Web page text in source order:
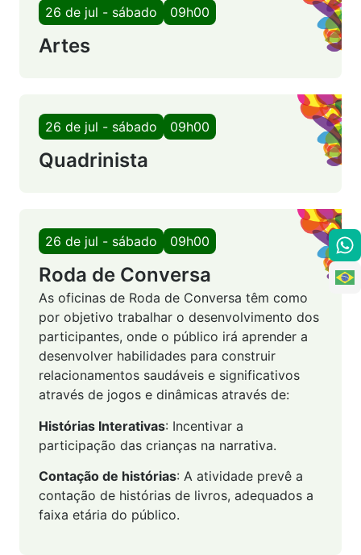
26 de jul - sábado 09h00
Artes
26 de jul - sábado 09h00
Quadrinista
26 de jul - sábado 09h00
Roda de Conversa
As oficinas de Roda de Conversa têm como
por objetivo trabalhar o desenvolvimento dos
participantes, onde o público irá aprender a
desenvolver habilidades para construir
relacionamentos saudáveis e significativos
através de jogos e dinâmicas através de:
Histórias Interativas: Incentivar a
participação das crianças na narrativa.
Contação de histórias: A atividade prevê a
contação de histórias de livros, adequados a
faixa etária do público.